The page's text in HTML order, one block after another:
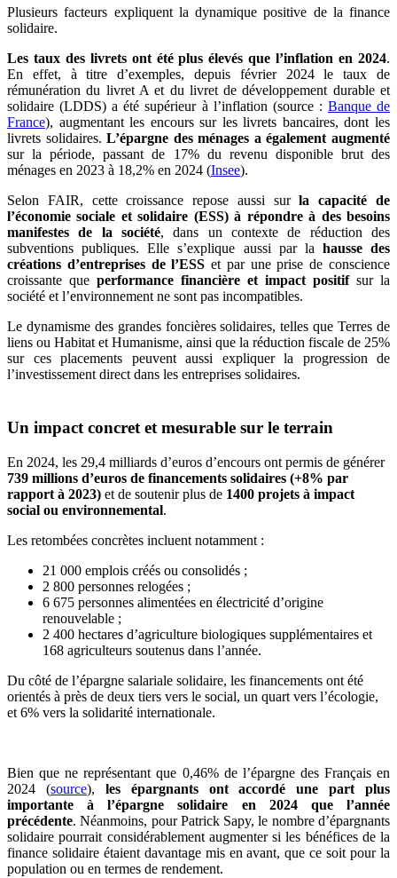
Plusieurs facteurs expliquent la dynamique positive de la finance
solidaire.
Les taux des livrets ont été plus élevés que l’inflation en 2024.
En effet, à titre d’exemples, depuis février 2024 le taux de
rémunération du livret A et du livret de développement durable et
solidaire (LDDS) a été supérieur à l’inflation (source : Banque de
France), augmentant les encours sur les livrets bancaires, dont les
livrets solidaires.L’épargne des ménages a également augmenté
sur la période, passant de 17% du revenu disponible brut des
ménages en 2023 à 18,2% en 2024 (Insee).
Selon FAIR, cette croissance repose aussi surla capacité de
l’économie sociale et solidaire (ESS) à répondre à des besoins
manifestes de la société, dans un contexte de réduction des
subventions publiques. Elle s’explique aussi par la hausse des
créations d’entreprises de l’ESS et par une prise de conscience
croissante que performance financière et impact positif sur la
société et l’environnement ne sont pas incompatibles.
Le dynamisme des grandes foncières solidaires, telles que Terres de
liens ou Habitat et Humanisme, ainsi que la réduction fiscale de 25%
sur ces placements peuvent aussi expliquer la progression de
l’investissement direct dans les entreprises solidaires.
Un impact concret et mesurable sur le terrain
En 2024, les 29,4 milliards d’euros d’encours ont permis de générer
739 millions d’euros de financements solidaires (+8% par
rapport à 2023) et de soutenir plus de 1400 projets à impact
social ou environnemental.
Les retombées concrètes incluent notamment :
21 000 emplois créés ou consolidés ;
2 800 personnes relogées ;
6 675 personnes alimentées en électricité d’origine
renouvelable ;
2 400 hectares d’agriculture biologiques supplémentaires et
168 agriculteurs soutenus dans l’année.
Du côté de l’épargne salariale solidaire, les financements ont été
orientés à près de deux tiers vers le social, un quart vers l’écologie,
et 6% vers la solidarité internationale.
Bien que ne représentant que 0,46% de l’épargne des Français en
2024 (source), les épargnants ont accordé une part plus
importante à l’épargne solidaire en 2024 que l’année
précédente. Néanmoins, pour Patrick Sapy, le nombre d’épargnants
solidaire pourrait considérablement augmenter si les bénéfices de la
finance solidaire étaient davantage mis en avant, que ce soit pour la
population ou en termes de rendement.